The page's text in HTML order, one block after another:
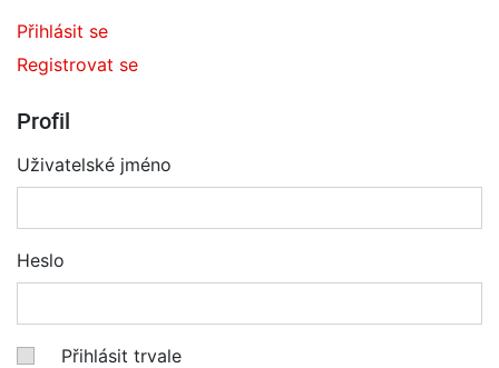
Přihlásit se
Registrovat se
Profil
Uživatelské jméno
Heslo
Přihlásit trvale